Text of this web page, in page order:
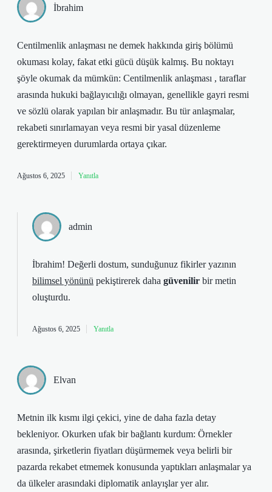
İbrahim
Centilmenlik anlaşması ne demek hakkında giriş bölümü
okuması kolay, fakat etki gücü düşük kalmış. Bu noktayı
şöyle okumak da mümkün: Centilmenlik anlaşması , taraflar
arasında hukuki bağlayıcılığı olmayan, genellikle gayri resmi
ve sözlü olarak yapılan bir anlaşmadır. Bu tür anlaşmalar,
rekabeti sınırlamayan veya resmi bir yasal düzenleme
gerektirmeyen durumlarda ortaya çıkar.
Ağustos 6, 2025 Yanıtla
admin
İbrahim! Değerli dostum, sunduğunuz fikirler yazının
bilimsel yönünü pekiştirerek daha güvenilir bir metin
oluşturdu.
Ağustos 6, 2025 Yanıtla
Elvan
Metnin ilk kısmı ilgi çekici, yine de daha fazla detay
bekleniyor. Okurken ufak bir bağlantı kurdum: Örnekler
arasında, şirketlerin fiyatları düşürmemek veya belirli bir
pazarda rekabet etmemek konusunda yaptıkları anlaşmalar ya
da ülkeler arasındaki diplomatik anlayışlar yer alır.